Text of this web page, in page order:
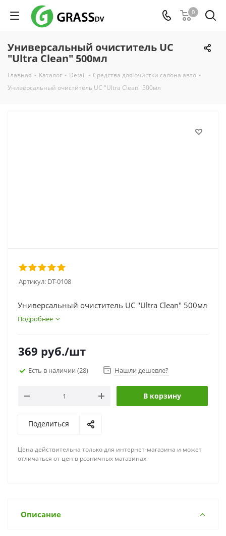
0
Универсальный очиститель UC
"Ultra Clean" 500мл
Главная - Каталог - Detail - Средства для очистки салона авто -
Универсальный очиститель UC "Ultra Clean" 500мл
Артикул: DT-0108
Универсальный очиститель UC "Ultra Clean" 500мл
Подробнее
369 руб./шт
Есть в наличии (28) Нашли дешевле?
В корзину
Поделиться
Цена действительна только для интернет-магазина и может
отличаться от цен в розничных магазинах
Описание